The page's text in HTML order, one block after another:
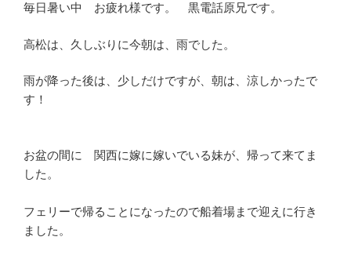
毎日暑い中 お疲れ様です。 黒電話原兄です。
高松は、久しぶりに今朝は、雨でした。
雨が降った後は、少しだけですが、朝は、涼しかったで
す！
お盆の間に 関西に嫁に嫁いでいる妹が、帰って来てま
した。
フェリーで帰ることになったので船着場まで迎えに行き
ました。